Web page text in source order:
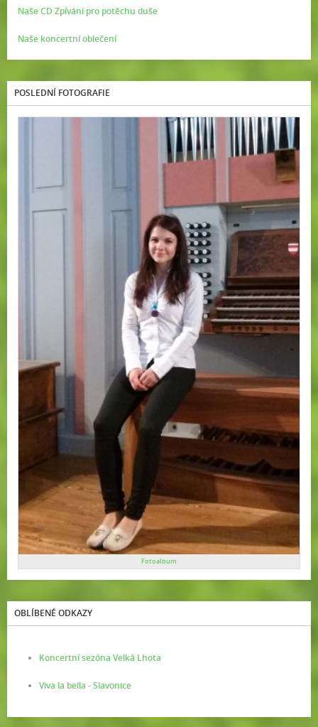
Naše CD Zpívání pro potěchu duše
Naše koncertní oblečení
POSLEDNÍ FOTOGRAFIE
Fotoalbum
OBLÍBENÉ ODKAZY
Koncertní sezóna Velká Lhota
Viva la bella - Slavonice